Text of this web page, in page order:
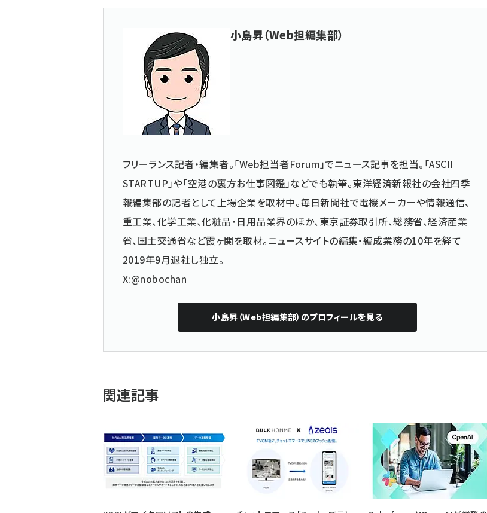
小島昇（Web担編集部）
フリーランス記者・編集者。「Web担当者Forum」でニュース記事を担当。「ASCII
STARTUP」や「空港の裏方お仕事図鑑」などでも執筆。東洋経済新報社の会社四季
報編集部の記者として上場企業を取材中。毎日新聞社で電機メーカーや情報通信、
重工業、化学工業、化粧品・日用品業界のほか、東京証券取引所、総務省、経済産業
省、国土交通省など霞ヶ関を取材。ニュースサイトの編集・編成業務の10年を経て
2019年9月退社し独立。
X:@nobochan
小島昇（Web担編集部） のプロフィールを見る
関連記事